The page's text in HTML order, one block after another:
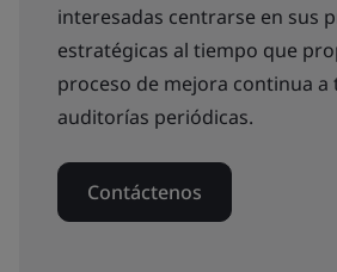
interesadas centrarse en sus
estratégicas al tiempo que
proceso de mejora continua a
auditorías periódicas.
Contáctenos